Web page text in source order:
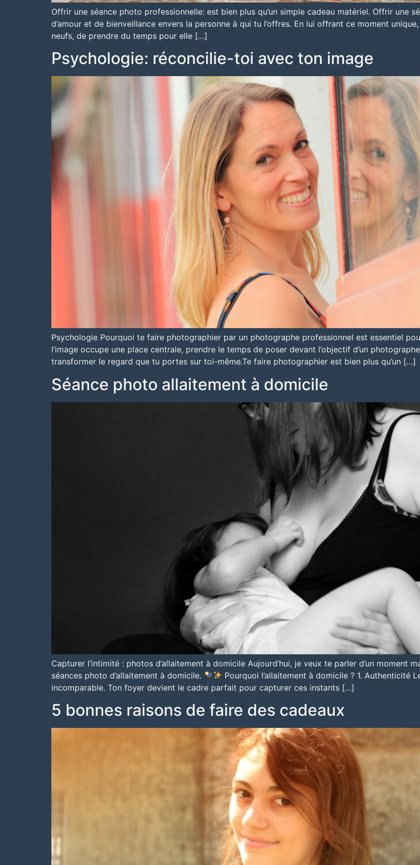
Offrir une séance photo professionnelle: est bien plus qu’un simple cadeau matériel. Offrir une
d’amour et de bienveillance envers la personne à qui tu l’offres. En lui offrant ce moment
neufs, de prendre du temps pour elle […]
Psychologie: réconcilie-toi avec ton image
Psychologie Pourquoi te faire photographier par un photographe professionnel est essentiel
l’image occupe une place centrale, prendre le temps de poser devant l’objectif d’un
transformer le regard que tu portes sur toi-même.Te faire photographier est bien plus qu’un […]
Séance photo allaitement à domicile
Capturer l’intimité : photos d’allaitement à domicile Aujourd’hui, je veux te parler d’un moment
séances photo d’allaitement à domicile.
Pourquoi l’allaitement à domicile ? 1.
incomparable. Ton foyer devient le cadre parfait pour capturer ces instants […]
5 bonnes raisons de faire des cadeaux